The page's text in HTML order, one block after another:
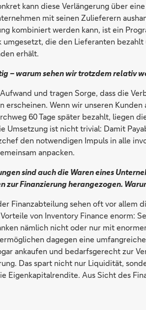
kann diese Verlängerung über
mit seinen Zulieferern
kombiniert werden kann, ist ein
die den Lieferanten
erhält.
– warum sehen wir trotzdem relativ
und tragen Sorge, dass die
erscheinen. Wenn wir unseren
60 Tage später bezahlt, liegen
Umsetzung ist nicht trivial: Damit
den notwendigen Impuls in alle
anpacken.
sind auch die Waren eines
zur Finanzierung herangezogen.
Finanzabteilung sehen oft vor allem
von Inventory Finance enorm:
nämlich nicht oder nur mit
dagegen eine
ankaufen und bedarfsgerecht zur
Das spart nicht nur Liquidität,
Eigenkapitalrendite. Aus Sicht des